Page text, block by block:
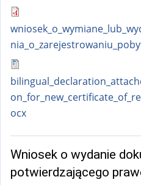
ocx
Wniosek o wydanie
potwierdzającego